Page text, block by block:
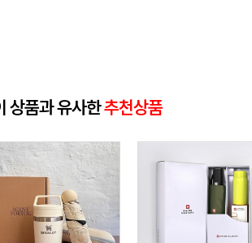
상품과 유사한추천상품